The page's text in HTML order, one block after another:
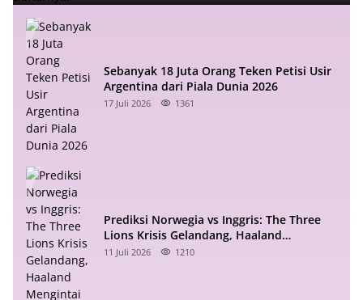
Sebanyak 18 Juta Orang Teken Petisi Usir
Argentina dari Piala Dunia 2026
17 Juli 2026 1361
Prediksi Norwegia vs Inggris: The Three
Lions Krisis Gelandang, Haaland
Mengintai
11 Juli 2026 1210